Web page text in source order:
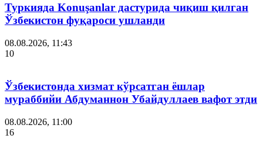
Туркияда Konuşanlar дастурида чиқиш қилган
Ўзбекистон фуқароси ушланди
08.08.2026, 11:43
10
Ўзбекистонда хизмат кўрсатган ёшлар
мураббийи Абдуманнон Убайдуллаев вафот этди
08.08.2026, 11:00
16